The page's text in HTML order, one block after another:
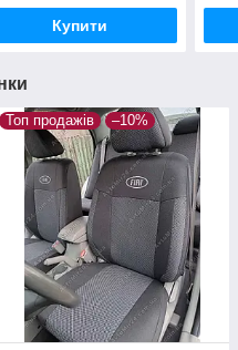
Купити
Топ продажів –10%